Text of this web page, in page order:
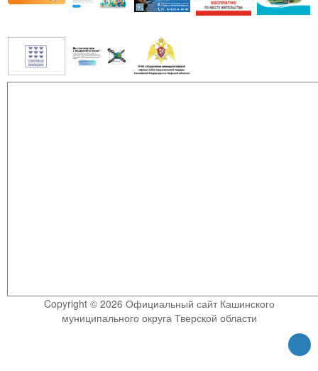
Copyright © 2026 Официальный сайт Кашинского
муниципального округа Тверской области